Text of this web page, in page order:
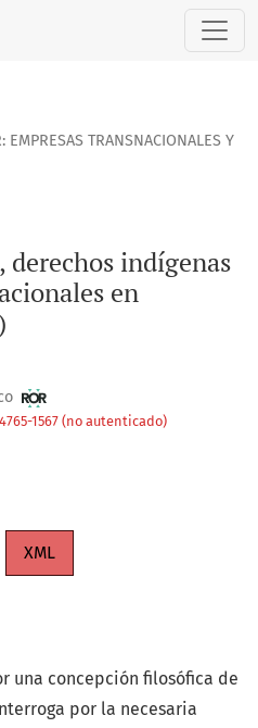
indígenas y empresas
EMPRESAS TRANSNACIONALES Y
indígenas
en
1567 (no autenticado)
XML
una concepción filosófica de
por la necesaria